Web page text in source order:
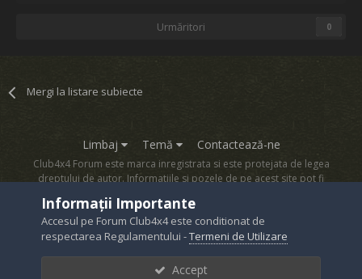
Urmăritori 0
Mergi la listare subiecte
Limbaj Temă Contactează-ne
Club4x4 Forum este marca inregistrata si este protejata de legea
dreptului de autor. Informatiile si pozele de pe acest site pot fi
Powered by Invision Community
Informații Importante
Accesul pe Forum Club4x4 este conditionat de
respectarea Regulamentului -Termeni de Utilizare
Accept